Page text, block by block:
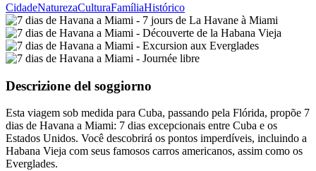
CidadeNaturezaCulturaFamíliaHistórico
Descrizione del soggiorno
Esta viagem sob medida para Cuba, passando pela Flórida, propõe 7
dias de Havana a Miami: 7 dias excepcionais entre Cuba e os
Estados Unidos. Você descobrirá os pontos imperdíveis, incluindo a
Habana Vieja com seus famosos carros americanos, assim como os
Everglades.